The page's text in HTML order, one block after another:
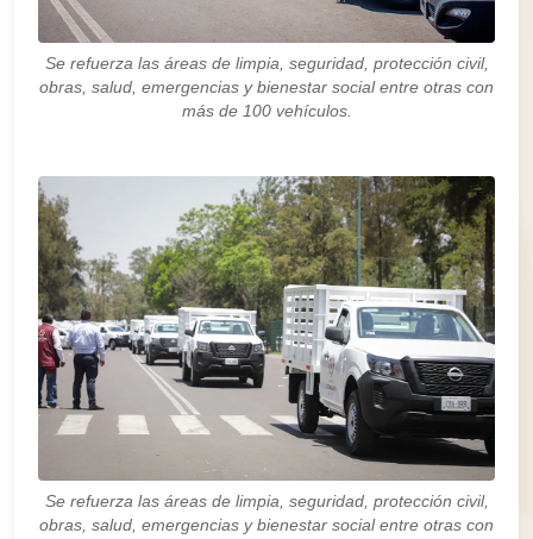
Se refuerza las áreas de limpia, seguridad, protección civil,
obras, salud, emergencias y bienestar social entre otras con
más de 100 vehículos.
Se refuerza las áreas de limpia, seguridad, protección civil,
obras, salud, emergencias y bienestar social entre otras con